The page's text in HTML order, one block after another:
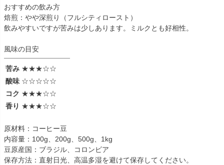
おすすめの飲み方
焙煎：やや深煎り（フルシティロースト）
飲みやすいですが苦みは少しあります。ミルクとも好相性。
風味の目安
苦み ★★★☆☆
酸味 ☆☆☆☆☆
コク ★★★☆☆
香り ★★★☆☆
原材料：コーヒー豆
内容量：100g、200g、500g、1kg
豆原産国：ブラジル、コロンビア
保存方法：直射日光、高温多湿を避けて保存してください。